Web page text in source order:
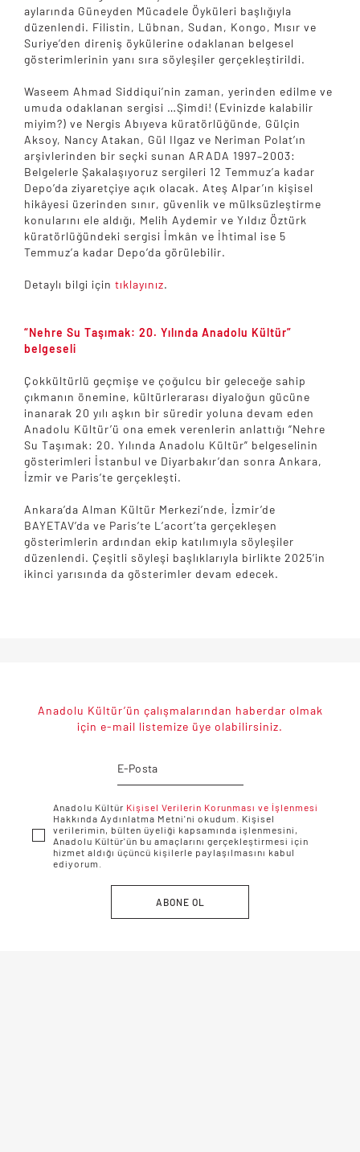
aylarında Güneyden Mücadele Öyküleri başlığıyla
düzenlendi. Filistin, Lübnan, Sudan, Kongo, Mısır ve
Suriye’den direniş öykülerine odaklanan belgesel
gösterimlerinin yanı sıra söyleşiler gerçekleştirildi.
Waseem Ahmad Siddiqui’nin zaman, yerinden edilme ve
umuda odaklanan sergisi …Şimdi! (Evinizde kalabilir
miyim?) ve Nergis Abıyeva küratörlüğünde, Gülçin
Aksoy, Nancy Atakan, Gül Ilgaz ve Neriman Polat’ın
arşivlerinden bir seçki sunan ARADA 1997–2003:
Belgelerle Şakalaşıyoruz sergileri 12 Temmuz’a kadar
Depo’da ziyaretçiye açık olacak. Ateş Alpar’ın kişisel
hikâyesi üzerinden sınır, güvenlik ve mülksüzleştirme
konularını ele aldığı, Melih Aydemir ve Yıldız Öztürk
küratörlüğündeki sergisi İmkân ve İhtimal ise 5
Temmuz’a kadar Depo’da görülebilir.
Detaylı bilgi için tıklayınız.
“Nehre Su Taşımak: 20. Yılında Anadolu Kültür”
belgeseli
Çokkültürlü geçmişe ve çoğulcu bir geleceğe sahip
çıkmanın önemine, kültürlerarası diyaloğun gücüne
inanarak 20 yılı aşkın bir süredir yoluna devam eden
Anadolu Kültür’ü ona emek verenlerin anlattığı “Nehre
Su Taşımak: 20. Yılında Anadolu Kültür” belgeselinin
gösterimleri İstanbul ve Diyarbakır’dan sonra Ankara,
İzmir ve Paris’te gerçekleşti.
Ankara’da Alman Kültür Merkezi’nde, İzmir’de
BAYETAV’da ve Paris’te L’acort’ta gerçekleşen
gösterimlerin ardından ekip katılımıyla söyleşiler
düzenlendi. Çeşitli söyleşi başlıklarıyla birlikte 2025’in
ikinci yarısında da gösterimler devam edecek.
Anadolu Kültür’ün çalışmalarından haberdar olmak
için e-mail listemize üye olabilirsiniz.
ABONE OL
Anadolu Kültür Kişisel Verilerin Korunması ve İşlenmesi
Hakkında Aydınlatma Metni'ni okudum. Kişisel
verilerimin, bülten üyeliği kapsamında işlenmesini,
Anadolu Kültür'ün bu amaçlarını gerçekleştirmesi için
hizmet aldığı üçüncü kişilerle paylaşılmasını kabul
ediyorum.